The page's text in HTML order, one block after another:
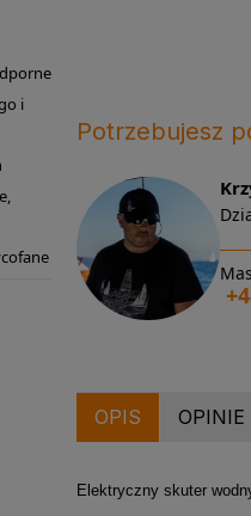
i
Potrzebujesz
OPIS OPINIE
Elektryczny skuter